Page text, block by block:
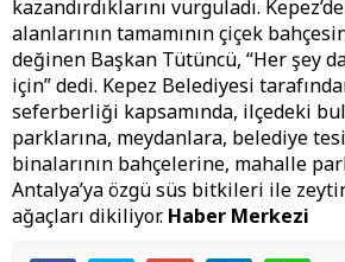
kazandırdıklarını vurguladı.
alanlarının tamamının çiçek
değinen Başkan Tütüncü, “Her şey
için” dedi. Kepez Belediyesi
seferberliği kapsamında, ilçedeki
parklarına, meydanlara, belediye
binalarının bahçelerine, mahalle
Antalya’ya özgü süs bitkileri ile
ağaçları dikiliyor. Haber Merkezi